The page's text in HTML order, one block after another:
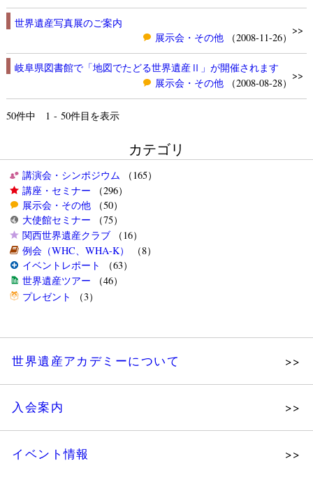
世界遺産写真展のご案内
展示会・その他
（2008-11-26）
>>
岐阜県図書館で「地図でたどる世界遺産Ⅱ」が開催されます
展示会・その他
（2008-08-28）
>>
50件中 1 - 50件目を表示
カテゴリ
講演会・シンポジウム （165）
講座・セミナー （296）
展示会・その他（50）
大使館セミナー （75）
関西世界遺産クラブ（16）
例会（WHC、WHA-K）
（8）
イベントレポート
（63）
世界遺産ツアー （46）
プレゼント
（3）
世界遺産アカデミーについて
入会案内
イベント情報